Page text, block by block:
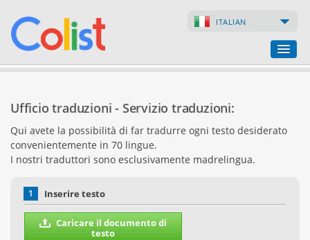
ITALIAN
Pagine web
Ufficio traduzioni - Servizio traduzioni:
Qui avete la possibilità di far tradurre ogni testo desiderato
convenientemente in 70 lingue.
I nostri traduttori sono esclusivamente madrelingua.
1 Inserire testo
Caricare il documento di
testo